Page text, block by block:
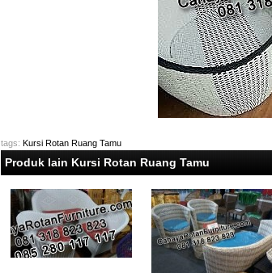
tags: Kursi Rotan Ruang Tamu
Produk lain Kursi Rotan Ruang Tamu